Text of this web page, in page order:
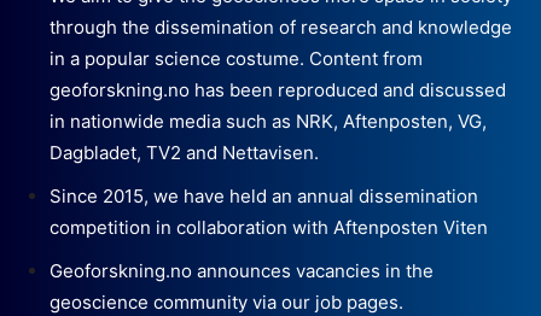
through the dissemination of research and knowledge
in a popular science costume. Content from
geoforskning.no has been reproduced and discussed
in nationwide media such as NRK, Aftenposten, VG,
Dagbladet, TV2 and Nettavisen.
Since 2015, we have held an annual dissemination
competition in collaboration with Aftenposten Viten
Geoforskning.no announces vacancies in the
geoscience community via our job pages.